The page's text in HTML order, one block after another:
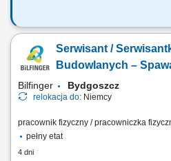
Opis stanowiska: przygotowywanie
metalowe zgodnie z obowiązującymi
elementów przy użyciu szlifierki
Serwisant /
Budowlanych –
Bilfinger Bydgoszcz
relokacja do: Niemcy
pracownik fizyczny / pracowniczka
pełny etat
4 dni